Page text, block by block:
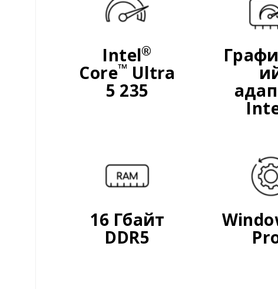
Intel®
Core™ Ultra
5 235
16 Гбайт
DDR5